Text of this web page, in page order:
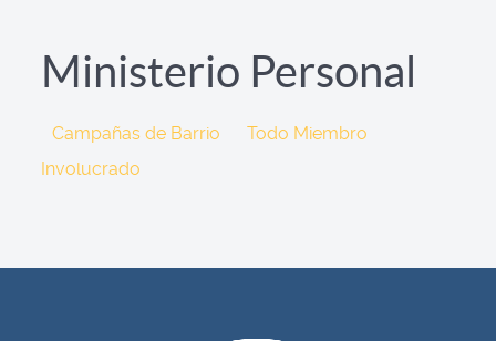
Ministerio Personal
Campañas de Barrio
Todo Miembro
Involucrado